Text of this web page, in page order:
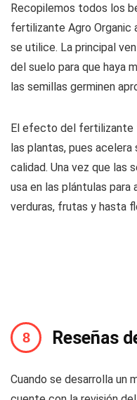
Recopilemos todos los
fertilizante Agro Organic
se utilice. La principal
del suelo para que haya
las semillas germinen
El efecto del fertilizante
las plantas, pues
calidad. Una vez que las
usa en las plántulas para
verduras, frutas y hasta
Reseñas
Cuando se desarrolla un